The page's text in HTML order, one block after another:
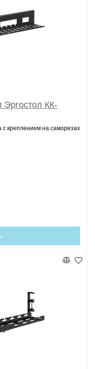
Эргостол КК-
с креплением на саморезах